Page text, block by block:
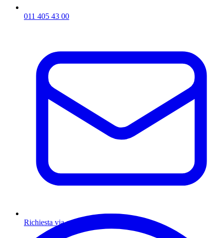
011 405 43 00
Richiesta via email